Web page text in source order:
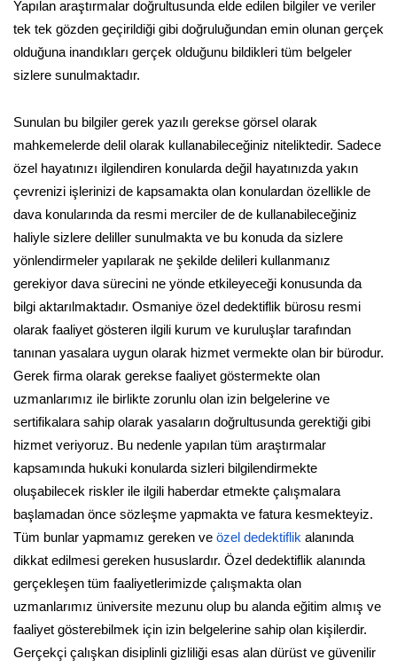
Yapılan araştırmalar doğrultusunda elde edilen bilgiler ve veriler
tek tek gözden geçirildiği gibi doğruluğundan emin olunan gerçek
olduğuna inandıkları gerçek olduğunu bildikleri tüm belgeler
sizlere sunulmaktadır.
Sunulan bu bilgiler gerek yazılı gerekse görsel olarak
mahkemelerde delil olarak kullanabileceğiniz niteliktedir. Sadece
özel hayatınızı ilgilendiren konularda değil hayatınızda yakın
çevrenizi işlerinizi de kapsamakta olan konulardan özellikle de
dava konularında da resmi merciler de de kullanabileceğiniz
haliyle sizlere deliller sunulmakta ve bu konuda da sizlere
yönlendirmeler yapılarak ne şekilde delileri kullanmanız
gerekiyor dava sürecini ne yönde etkileyeceği konusunda da
bilgi aktarılmaktadır. Osmaniye özel dedektiflik bürosu resmi
olarak faaliyet gösteren ilgili kurum ve kuruluşlar tarafından
tanınan yasalara uygun olarak hizmet vermekte olan bir bürodur.
Gerek firma olarak gerekse faaliyet göstermekte olan
uzmanlarımız ile birlikte zorunlu olan izin belgelerine ve
sertifikalara sahip olarak yasaların doğrultusunda gerektiği gibi
hizmet veriyoruz. Bu nedenle yapılan tüm araştırmalar
kapsamında hukuki konularda sizleri bilgilendirmekte
oluşabilecek riskler ile ilgili haberdar etmekte çalışmalara
başlamadan önce sözleşme yapmakta ve fatura kesmekteyiz.
Tüm bunlar yapmamız gereken ve özel dedektiflik alanında
dikkat edilmesi gereken hususlardır. Özel dedektiflik alanında
gerçekleşen tüm faaliyetlerimizde çalışmakta olan
uzmanlarımız üniversite mezunu olup bu alanda eğitim almış ve
faaliyet gösterebilmek için izin belgelerine sahip olan kişilerdir.
Gerçekçi çalışkan disiplinli gizliliği esas alan dürüst ve güvenilir